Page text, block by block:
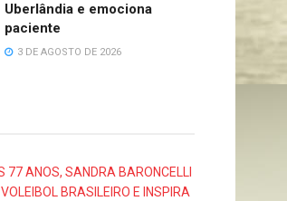
Uberlândia e emociona
paciente
3 DE AGOSTO DE 2026
77 ANOS, SANDRA BARONCELLI
BRASILEIRO E INSPIRA